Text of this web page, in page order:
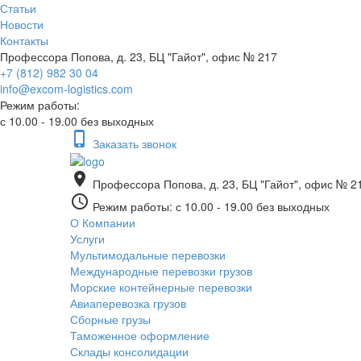
Статьи
Новости
Контакты
Профессора Попова, д. 23, БЦ "Гайот", офис № 217
+7 (812) 982 30 04
info@excom-logistics.com
Режим работы:
с 10.00 - 19.00 без выходных
phone_iphone Заказать звонок
place Профессора Попова, д. 23, БЦ "Гайот", офис №
access_time Режим работы: с 10.00 - 19.00 без выходных
О Компании
Услуги
Мультимодальные перевозки
Международные перевозки грузов
Морские контейнерные перевозки
Авиаперевозка грузов
Сборные грузы
Таможенное оформление
Склады консолидации